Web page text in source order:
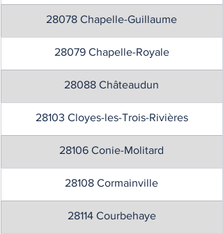
28078 Chapelle-Guillaume
28079 Chapelle-Royale
28088 Châteaudun
28103 Cloyes-les-Trois-Rivières
28106 Conie-Molitard
28108 Cormainville
28114 Courbehaye